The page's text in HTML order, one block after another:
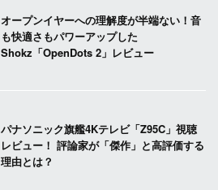
オープンイヤーへの理解度が半端ない！音
も快適さもパワーアップした
Shokz「OpenDots 2」レビュー
パナソニック旗艦4Kテレビ「Z95C」視聴
レビュー！ 評論家が「傑作」と高評価する
理由とは？